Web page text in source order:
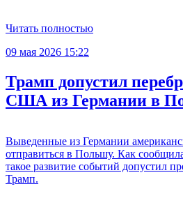
Читать полностью
09 мая 2026 15:22
Трамп допустил
США из Германии в
Выведенные из Германии
отправиться в Польшу. Как
такое развитие событий допустил
Трамп.